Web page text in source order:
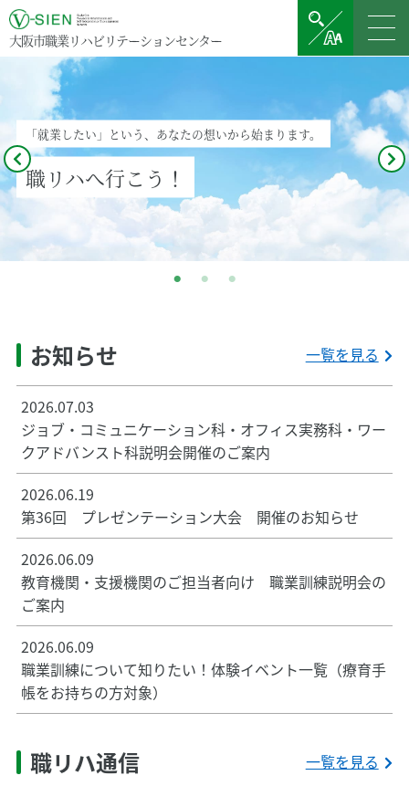
大阪市職業リハビリテーションセンター
「就業したい」という、あなたの想いから始まります。
職リハへ行こう！
お知らせ
2026.07.03
ジョブ・コミュニケーション科・オフィス実務科・ワー
クアドバンスト科説明会開催のご案内
2026.06.19
第36回 プレゼンテーション大会 開催のお知らせ
2026.06.09
教育機関・支援機関のご担当者向け 職業訓練説明会の
ご案内
2026.06.09
職業訓練について知りたい！体験イベント一覧（療育手
帳をお持ちの方対象）
一覧を見る
職リハ通信 一覧を見る